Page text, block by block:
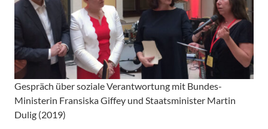
Gespräch über soziale Verantwortung mit Bundes-
Ministerin Fransiska Giffey und Staatsminister Martin
Dulig (2019)